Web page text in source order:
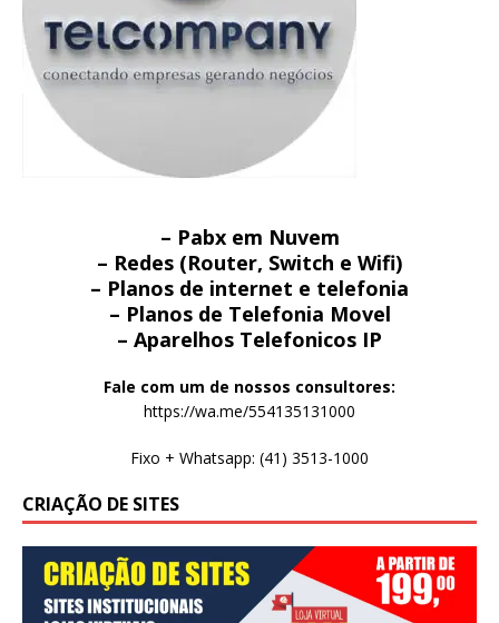
– Pabx em Nuvem
– Redes (Router, Switch e Wifi)
– Planos de internet e telefonia
– Planos de Telefonia Movel
– Aparelhos Telefonicos IP
Fale com um de nossos consultores:
https://wa.me/554135131000
Fixo + Whatsapp: (41) 3513-1000
CRIAÇÃO DE SITES